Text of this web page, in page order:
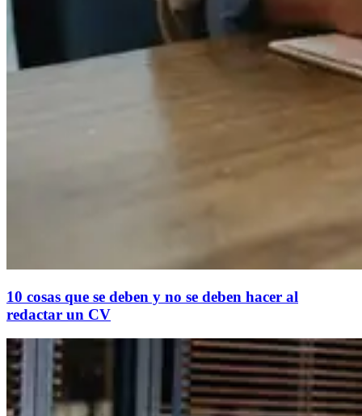
10 cosas que se deben y no se deben hacer al
redactar un CV